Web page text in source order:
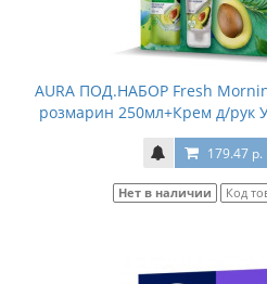
AURA ПОД.НАБОР Fresh
розмарин 250мл+Крем д/рук
179.47 р.
Нет в наличии Код